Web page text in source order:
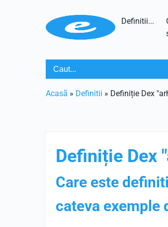
Definitii...
Acasã » Definitii » Definiție Dex
Definiție Dex
Care este
cateva exemple